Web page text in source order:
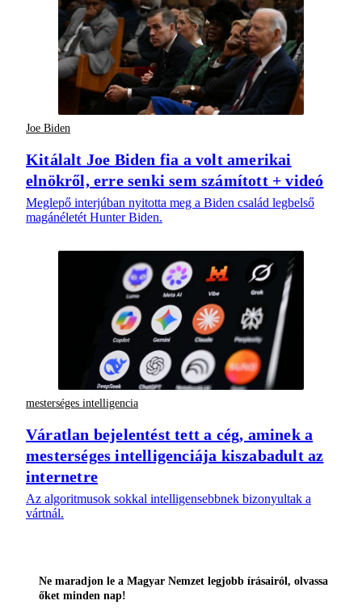
Joe Biden
Kitálalt Joe Biden fia a volt amerikai
elnökről, erre senki sem számított + videó
Meglepő interjúban nyitotta meg a Biden család legbelső
magánéletét Hunter Biden.
mesterséges intelligencia
Váratlan bejelentést tett a cég, aminek a
mesterséges intelligenciája kiszabadult az
internetre
Az algoritmusok sokkal intelligensebbnek bizonyultak a
vártnál.
Ne maradjon le a Magyar Nemzet legjobb írásairól, olvassa
őket minden nap!